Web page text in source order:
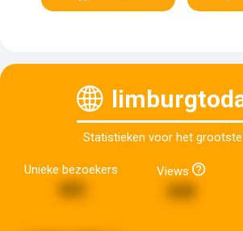
Statistieken voor het grootste
Unieke bezoekers Views
848